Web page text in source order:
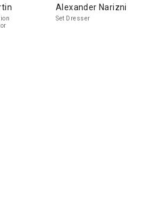
Alexander Narizni
Set Dresser